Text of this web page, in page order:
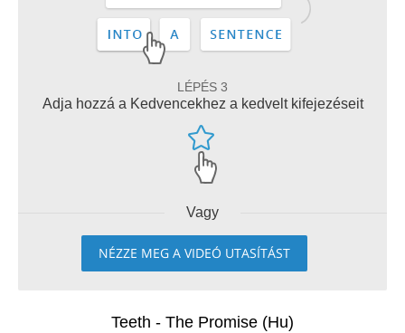
LÉPÉS 3
Adja hozzá a Kedvencekhez a kedvelt kifejezéseit
Vagy
NÉZZE MEG A VIDEÓ UTASÍTÁST
Teeth - The Promise (Hu)